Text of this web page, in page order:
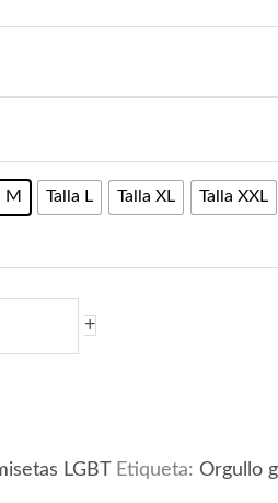
M Talla L Talla XL Talla XXL
+
LGBT Etiqueta: Orgullo